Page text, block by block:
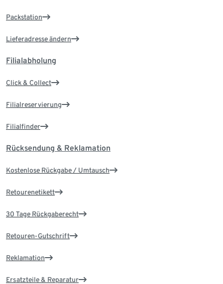
Packstation
Lieferadresse ändern
Filialabholung
Click & Collect
Filialreservierung
Filialfinder
Rücksendung & Reklamation
Kostenlose Rückgabe / Umtausch
Retourenetikett
30 Tage Rückgaberecht
Retouren-Gutschrift
Reklamation
Ersatzteile & Reparatur